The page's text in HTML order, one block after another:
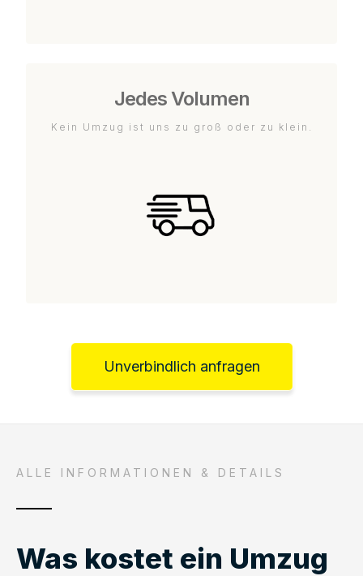
Jedes Volumen
Kein Umzug ist uns zu groß oder zu klein.
Unverbindlich anfragen
ALLE INFORMATIONEN & DETAILS
Was kostet ein Umzug